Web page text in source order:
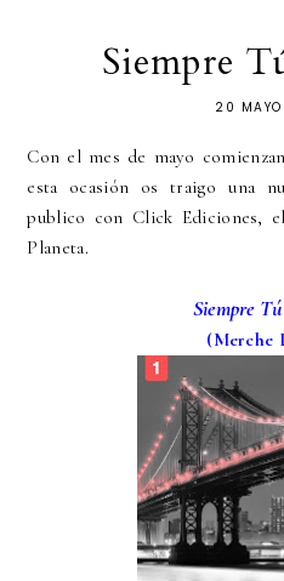
Siempre
20
Con el mes de mayo
esta ocasión os traigo una
publico con Click Ediciones,
Planeta.
Siempre
(Merche